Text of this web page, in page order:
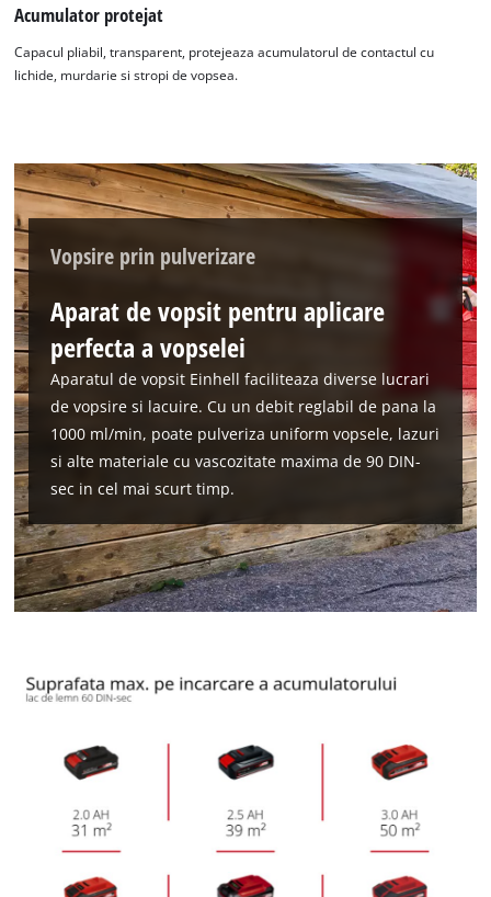
Avem nevoie de acordul dvs. pentru a
incarca serviciul Google Maps!
This content is not permitted to load due
to trackers that are not disclosed to the
visitor. The website owner needs to setup
the site with their CMP to add this content
to the list of technologies used.
Acumulator protejat
Capacul pliabil, transparent, protejeaza acumulatorul de contactul cu
lichide, murdarie si stropi de vopsea.
Vopsire prin pulverizare
Aparat de vopsit pentru aplicare
perfecta a vopselei
Aparatul de vopsit Einhell faciliteaza diverse lucrari
de vopsire si lacuire. Cu un debit reglabil de pana la
1000 ml/min, poate pulveriza uniform vopsele, lazuri
si alte materiale cu vascozitate maxima de 90 DIN-
sec in cel mai scurt timp.